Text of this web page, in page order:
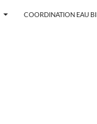
COORDINATION EAU